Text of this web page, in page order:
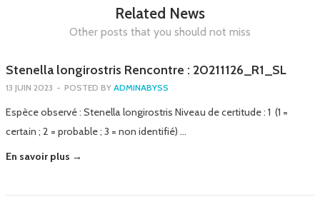
Related News
Other posts that you should not miss
Stenella longirostris Rencontre : 20211126_R1_SL
13 JUIN 2023 - POSTED BY ADMINABYSS
Espèce observé : Stenella longirostris Niveau de certitude : 1 (1 =
certain ; 2 = probable ; 3 = non identifié) …
En savoir plus →